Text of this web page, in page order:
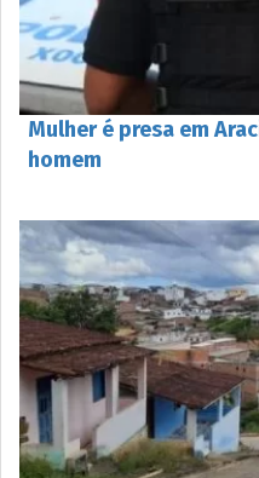
Mulher é presa em
homem